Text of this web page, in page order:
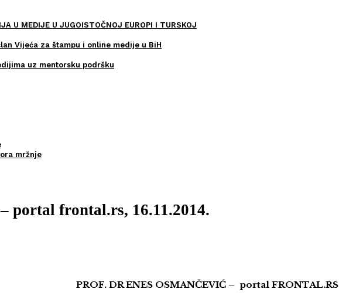
U MEDIJE U JUGOISTOČNOJ EUROPI I TURSKOJ
Vijeća za štampu i online medije u BiH
uz mentorsku podršku
mržnje
portal frontal.rs, 16.11.2014.
PROF. DR ENES OSMANČEVIĆ – portal FRONTAL.RS